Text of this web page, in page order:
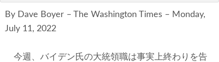
航空宇宙・防衛
国境・移民政策
By Dave Boyer – The Washington Times – Monday,
July 11, 2022
今週、バイデン氏の大統領職は事実上終わりを告